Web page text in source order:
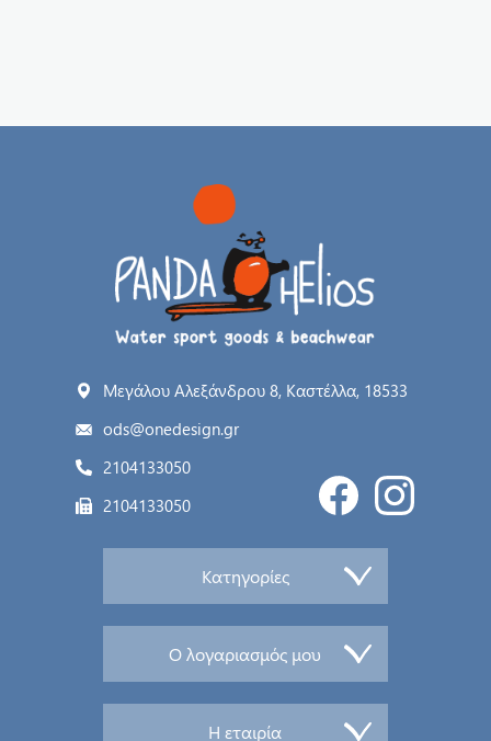
Μεγάλου Αλεξάνδρου 8, Καστέλλα, 18533
ods@onedesign.gr
2104133050
2104133050
Κατηγορίες
Ο λογαριασμός μου
Η εταιρία